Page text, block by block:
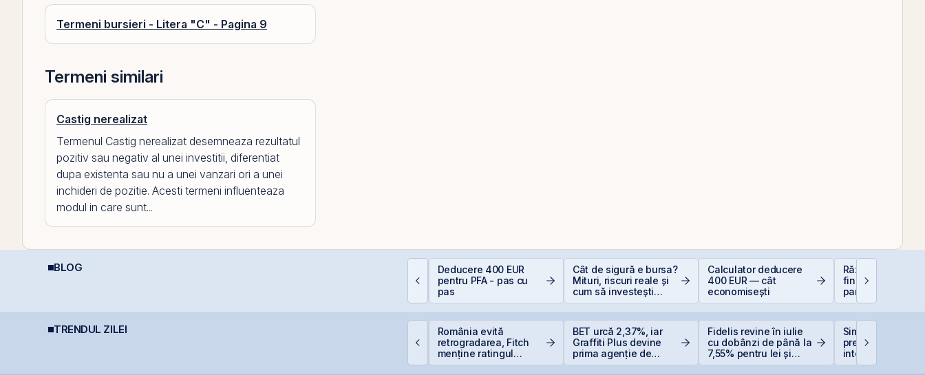
Termeni bursieri - Litera "C" - Pagina 9
Termeni similari
Castig nerealizat
Termenul Castig nerealizat desemneaza rezultatul
pozitiv sau negativ al unei investitii, diferentiat
dupa existenta sau nu a unei vanzari ori a unei
inchideri de pozitie. Acesti termeni influenteaza
modul in care sunt...
BLOG
Investiții la 50+ ani:
Deducere 400 EUR
pentru PFA - pas cu
pas
Cât de sigură e bursa?
Mituri, riscuri reale și
cum să investești
inteligent
Calculator deducere
400 EUR — cât
economisești
Război și piețe
financiare: de ce
panica este cel
scump sfat
TRENDUL ZILEI
BERD vinde 1% din
România evită
retrogradarea, Fitch
menține ratingul
BET urcă 2,37%, iar
Graffiti Plus devine
prima agenție de
Fidelis revine în iulie
cu dobânzi de până la
7,55% pentru lei și
Simtel își extinde
prezența
internațională
deschiderea unei